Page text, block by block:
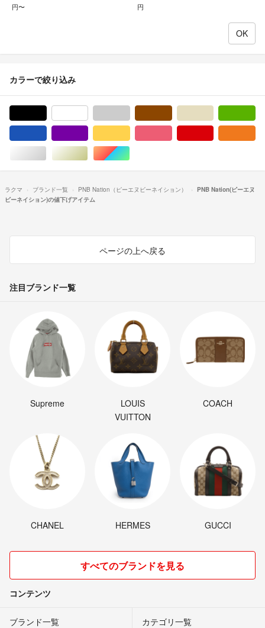
円〜 円
カラーで絞り込み
シルバー/銀色系ゴールド/金色系マルチカラー
ラクマ ブランド一覧 PNB Nation（ピーエヌビーネイション）
PNB Nation(ピーエヌ
ビーネイション)の値下げアイテム
ページの上へ戻る
注目ブランド一覧
Supreme
LOUIS
VUITTON
COACH
CHANEL HERMES GUCCI
すべてのブランドを見る
コンテンツ
ブランド一覧 カテゴリ一覧